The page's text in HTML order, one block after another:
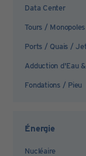
Data Center
Tours /
Ports / Quais /
Adduction d'Eau
Fondations / Pieu
Énergie
Nucléaire